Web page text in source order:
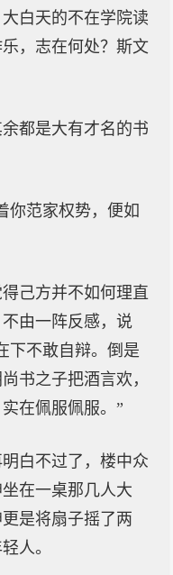
白天的不在学院读
，志在何处？斯文
都是大有才名的书
你范家权势，便如
己方并不如何理直
由一阵反感，说
下不敢自辩。倒是
书之子把酒言欢，
在佩服佩服。”
白不过了，楼中众
在一桌那几人大
是将扇子摇了两
人。